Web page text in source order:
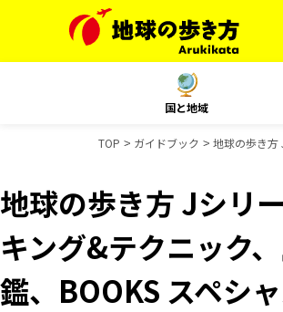
国と地域
TOP ガイドブック 地球の歩き方
地球の歩き方 Jシリ
キング&テクニック
鑑、BOOKS スペシ